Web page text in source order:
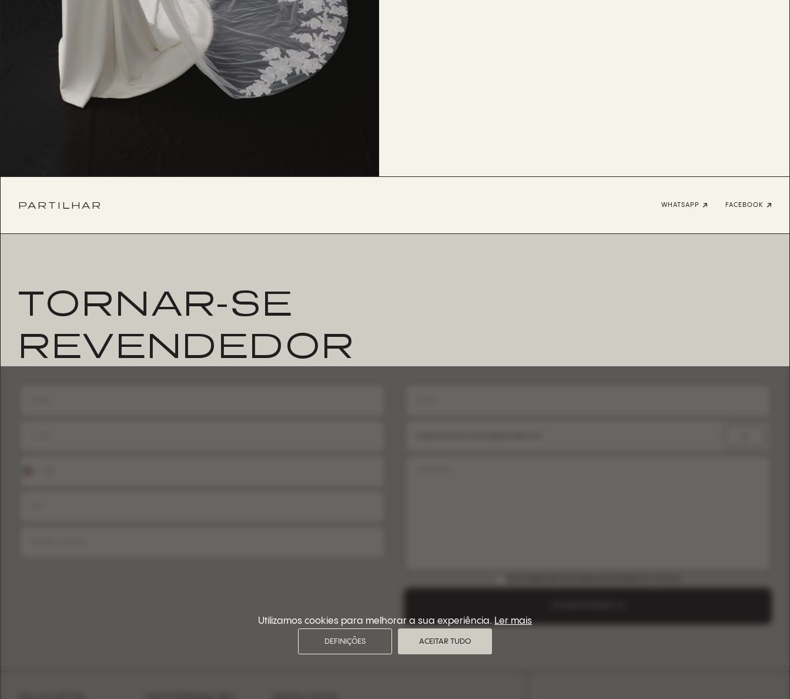
PARTILHAR WHATSAPP FACEBOOK
TORNAR-SE
REVENDEDOR
Utilizamos cookies para melhorar a sua experiência.Ler mais
ACEITAR TUDO
DEFINIÇÕES